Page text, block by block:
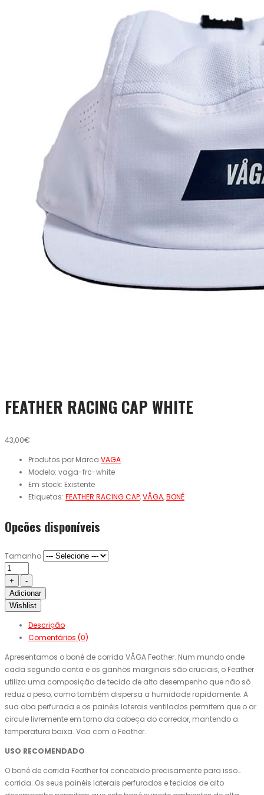
FEATHER RACING CAP WHITE
43,00€
Produtos por Marca VAGA
Modelo: vaga-frc-white
Em stock: Existente
Etiquetas: FEATHER RACING CAP,VÅGA,BONÉ
Opcões disponíveis
Tamanho
Adicionar
Wishlist
Descrição
Comentários (0)
Apresentamos o boné de corrida VÅGA Feather. Num mundo onde
cada segundo conta e os ganhos marginais são cruciais, o Feather
utiliza uma composição de tecido de alto desempenho que não só
reduz o peso, como também dispersa a humidade rapidamente. A
sua aba perfurada e os painéis laterais ventilados permitem que o ar
circule livremente em torno da cabeça do corredor, mantendo a
temperatura baixa. Voa com o Feather.
USO RECOMENDADO
O boné de corrida Feather foi concebido precisamente para isso…
corrida. Os seus painéis laterais perfurados e tecidos de alto